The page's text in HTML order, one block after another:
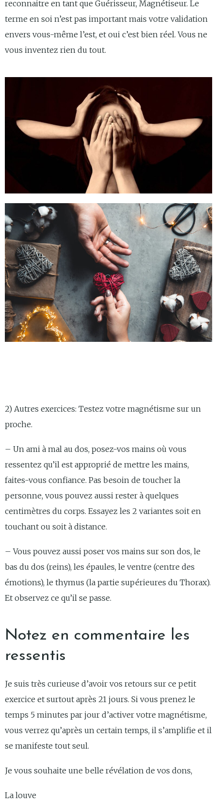
reconnaitre en tant que Guérisseur, Magnétiseur. Le
terme en soi n’est pas important mais votre validation
envers vous-même l’est, et oui c’est bien réel. Vous ne
vous inventez rien du tout.
2) Autres exercices: Testez votre magnétisme sur un
proche.
– Un ami à mal au dos, posez-vos mains où vous
ressentez qu’il est approprié de mettre les mains,
faites-vous confiance. Pas besoin de toucher la
personne, vous pouvez aussi rester à quelques
centimètres du corps. Essayez les 2 variantes soit en
touchant ou soit à distance.
– Vous pouvez aussi poser vos mains sur son dos, le
bas du dos (reins), les épaules, le ventre (centre des
émotions), le thymus (la partie supérieures du Thorax).
Et observez ce qu’il se passe.
Notez en commentaire les
ressentis
Je suis très curieuse d’avoir vos retours sur ce petit
exercice et surtout après 21 jours. Si vous prenez le
temps 5 minutes par jour d’activer votre magnétisme,
vous verrez qu’après un certain temps, il s’amplifie et il
se manifeste tout seul.
Je vous souhaite une belle révélation de vos dons,
La louve